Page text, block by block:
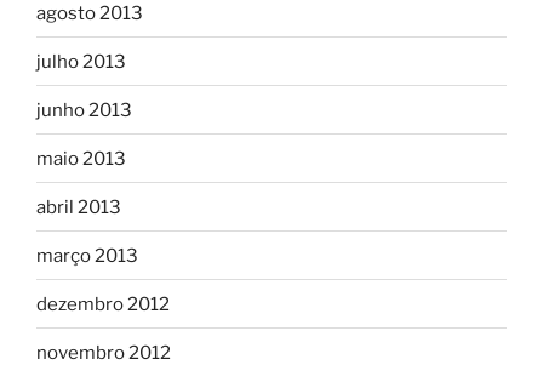
agosto 2013
julho 2013
junho 2013
maio 2013
abril 2013
março 2013
dezembro 2012
novembro 2012